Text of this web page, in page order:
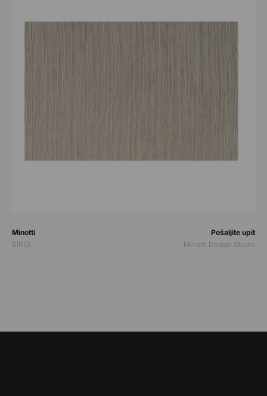
Prodavač:
Minotti
SIRIO
Prodavač:Pošaljite upit
Minotti Design Studio